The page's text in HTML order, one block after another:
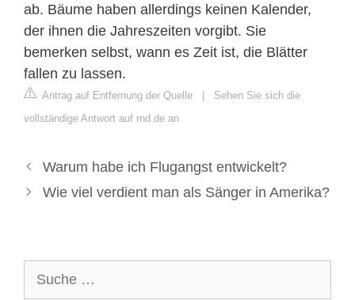
ab. Bäume haben allerdings keinen Kalender,
der ihnen die Jahreszeiten vorgibt. Sie
bemerken selbst, wann es Zeit ist, die Blätter
fallen zu lassen.
Antrag auf Entfernung der Quelle | Sehen Sie sich die
vollständige Antwort auf rnd.de an
Warum habe ich Flugangst entwickelt?
Wie viel verdient man als Sänger in Amerika?
nach: